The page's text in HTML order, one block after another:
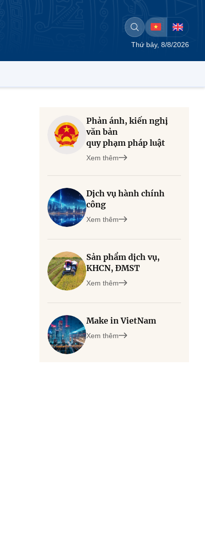
Thứ bảy, 8/8/2026
Phản ánh, kiến nghị
văn bản
quy phạm pháp luật
Xem thêm
Dịch vụ hành chính
công
Xem thêm
Sản phẩm dịch vụ,
KHCN, ĐMST
Xem thêm
Make in VietNam
Xem thêm